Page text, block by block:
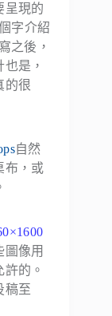
呈現的
字介紹
之後，
是，
的很
自然
布，或
圖像用
的。
稿至